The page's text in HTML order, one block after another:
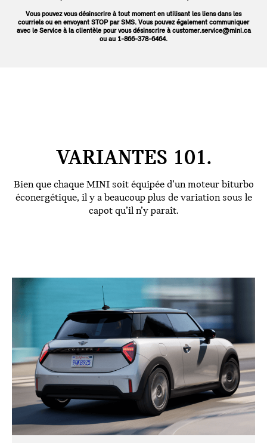
Vous pouvez vous désinscrire à tout moment en utilisant les liens dans les
courriels ou en envoyant STOP par SMS. Vous pouvez également communiquer
avec le Service à la clientèle pour vous désinscrire à customer.service@mini.ca
ou au 1-866-378-6464.
VARIANTES 101.
Bien que chaque MINI soit équipée d’un moteur biturbo
éconergétique, il y a beaucoup plus de variation sous le
capot qu’il n’y paraît.